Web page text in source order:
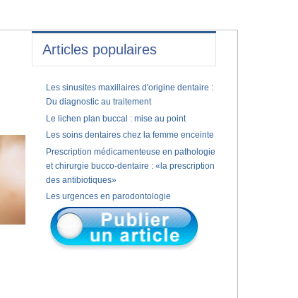
Articles populaires
Les sinusites maxillaires d'origine dentaire :
Du diagnostic au traitement
Le lichen plan buccal : mise au point
Les soins dentaires chez la femme enceinte
Prescription médicamenteuse en pathologie
et chirurgie bucco-dentaire : «la prescription
des antibiotiques»
Les urgences en parodontologie